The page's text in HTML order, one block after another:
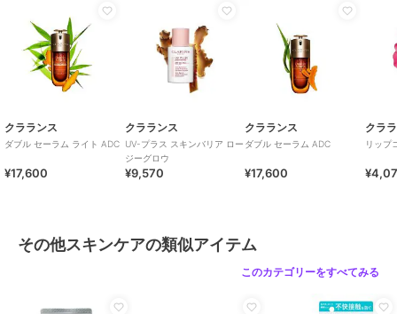
クラランス
ダブル セーラム ライト ADC
¥17,600
クラランス
UV-プラス スキンバリア ロー
ジーグロウ
¥9,570
クラランス
ダブル セーラム ADC
¥17,600
クラ
リップ
その他スキンケアの類似アイテム
このカテゴリーをすべてみる